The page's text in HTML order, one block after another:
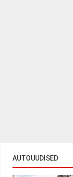
AUTOUUDISED